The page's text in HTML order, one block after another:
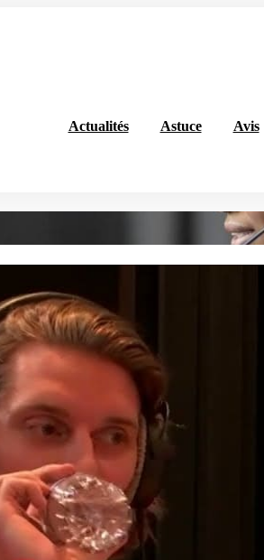
Actualités Astuce Avis